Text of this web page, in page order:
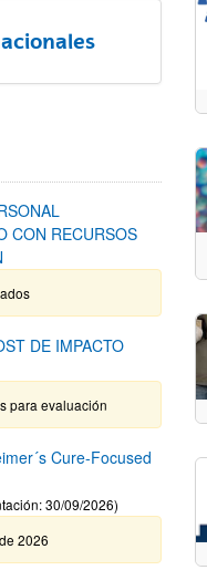
CON RECURSOS
DE IMPACTO
para evaluación
Cure-Focused
30/09/2026)
2026